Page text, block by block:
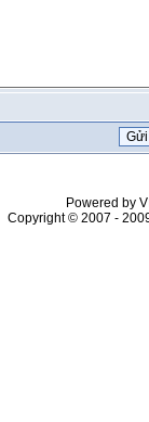
Powered by
Copyright © 2007 -